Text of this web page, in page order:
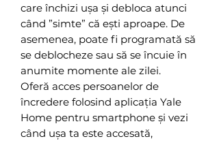
care închizi ușa și debloca atunci
când ”simte” că ești aproape. De
asemenea, poate fi programată să
se deblocheze sau să se încuie în
anumite momente ale zilei.
Oferă acces persoanelor de
încredere folosind aplicația Yale
Home pentru smartphone și vezi
când ușa ta este accesată,